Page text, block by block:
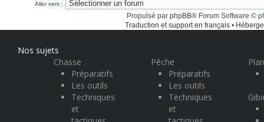
Aller vers :
Propulsé par phpBB® Forum Software ©
Traduction et support en français •
Nos sujets
Chasse
Préparatifs
Les outils
Techniques
et
Pêche
Préparatifs
Les outils
Techniques
et